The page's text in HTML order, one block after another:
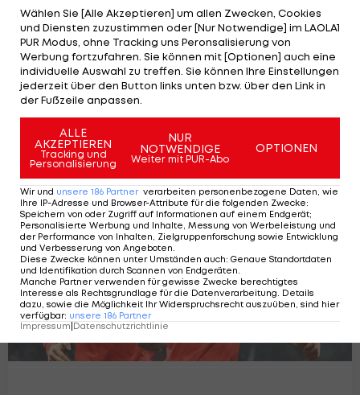
Posch-Serie hält an! Mainz schlägt
auch Augsburg
Deutsche Bundesliga
Wählen Sie [Alle Akzeptieren] um allen Zwecken, Cookies
und Diensten zuzustimmen oder [Nur Notwendige] im LAOLA1
PUR Modus, ohne Tracking uns Peronsalisierung von
Werbung fortzufahren. Sie können mit [Optionen] auch eine
individuelle Auswahl zu treffen. Sie können Ihre Einstellungen
jederzeit über den Button links unten bzw. über den Link in
der Fußzeile anpassen.
ALLE
AKZEPTIEREN
Tracking und
Personalisierung
NUR
NOTWENDIGE
Weiter mit PUR-Abo
OPTIONEN
Wir und unsere 186 Partner verarbeiten personenbezogene Daten, wie
Ihre IP-Adresse und Browser-Attribute für die folgenden Zwecke:
Speichern von oder Zugriff auf Informationen auf einem Endgerät;
Personalisierte Werbung und Inhalte, Messung von Werbeleistung und
der Performance von Inhalten, Zielgruppenforschung sowie Entwicklung
und Verbesserung von Angeboten.
Diese Zwecke können unter Umständen auch: Genaue Standortdaten
und Identifikation durch Scannen von Endgeräten.
Manche Partner verwenden für gewisse Zwecke berechtigtes
Interesse als Rechtsgrundlage für die Datenverarbeitung. Details
dazu, sowie die Möglichkeit Ihr Widerspruchsrecht auszuüben, sind hier
verfügbar: unsere 186 Partner
Impressum Datenschutzrichtlinie